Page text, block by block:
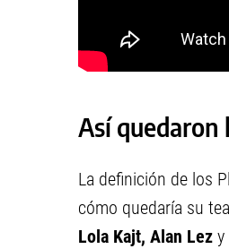
Así quedaron
La definición de los
cómo quedaría su
Lola Kajt, Alan Lez y